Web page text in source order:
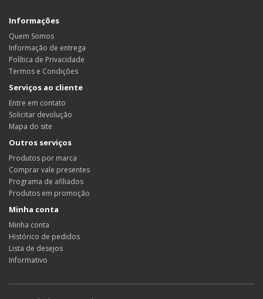
Informações
Quem Somos
Informação de entrega
Política de Privacidade
Termos e Condições
Serviços ao cliente
Entre em contato
Solicitar devolução
Mapa do site
Outros serviços
Produtos por marca
Comprar vale presentes
Programa de afiliados
Produtos em promoção
Minha conta
Minha conta
Histórico de pedidos
Lista de desejos
Informativo